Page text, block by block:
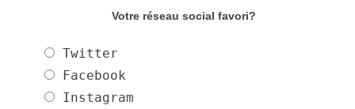
Votre réseau social favori?
Twitter
Facebook
Instagram